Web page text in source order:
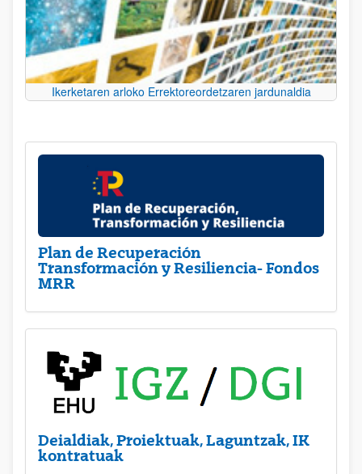
Ikerketaren arloko Errektoreordetzaren jardunaldia
Plan de Recuperación
Transformación y Resiliencia- Fondos
MRR
Deialdiak, Proiektuak, Laguntzak, IK
kontratuak